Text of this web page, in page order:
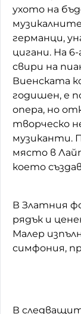
ухото на
германци,
цигани. На
свири на
Виенската
годишен, е
опера, но
творческо
музиканти.
място в
което
В Златния
рядък и
Малер
симфония,
В